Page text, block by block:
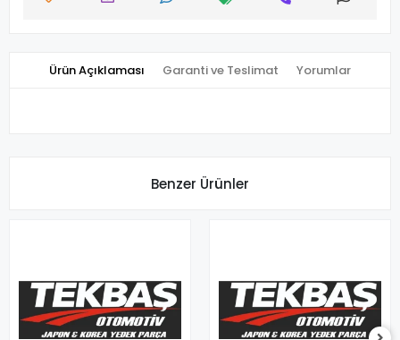
Ürün Açıklaması Garanti ve Teslimat Yorumlar
Benzer Ürünler